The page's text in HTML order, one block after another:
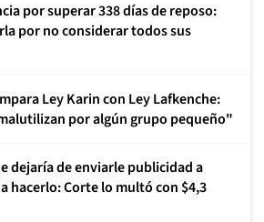
por superar 338 días de reposo:
por no considerar todos sus
Ley Karin con Ley Lafkenche:
por algún grupo pequeño"
dejaría de enviarle publicidad a
hacerlo: Corte lo multó con $4,3